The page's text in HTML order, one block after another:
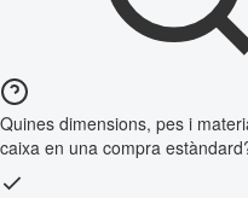
Quines dimensions, pes i
caixa en una compra